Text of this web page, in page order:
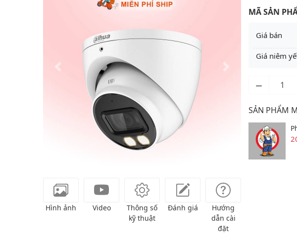
Hình ảnh Video
Thông số
kỹ thuật
Đánh giá
Hướng
dẫn cài
đặt
MÃ SẢN
Giá bán
Giá niêm
SẢN PHẨM